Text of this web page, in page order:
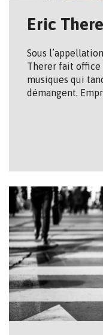
Eric
Sous
Therer fait office
musiques qui
démangent.